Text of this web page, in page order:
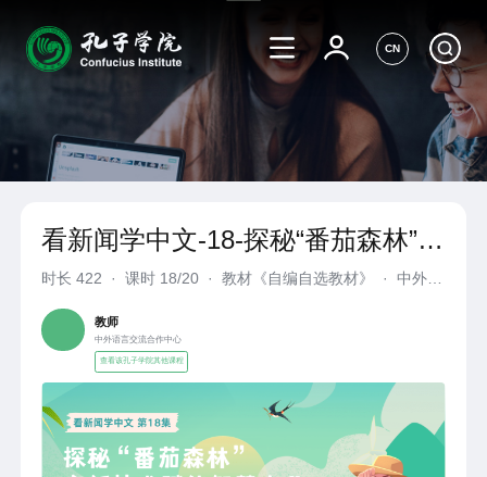
CN
看新闻学中文-18-探秘“番茄森林”高
新技术赋能智慧农业
时长422 · 课时 18/20 · 教材《自编自选教材》 ·
中外语
教师
中外语言交流合作中心
查看该孔子学院其他课程